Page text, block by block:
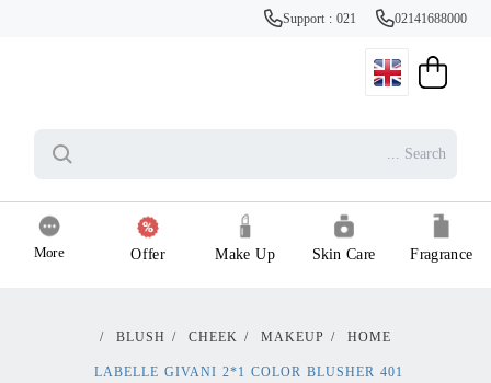
Support : 021 02141688000
Fragrance
Skin Care
Make Up
Offer
More
HOME
/
MAKEUP
/
CHEEK
/
BLUSH
/
LABELLE GIVANI 2*1 COLOR BLUSHER 401